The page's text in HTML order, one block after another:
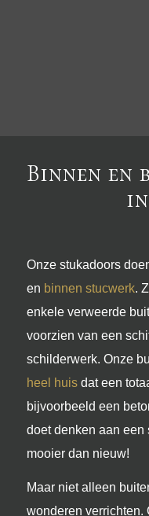
Binnen en
Onze stukadoors
en binnen stucwerk.
enkele verweerde
voorzien van een
schilderwerk. Onze
heel huisdat een
bijvoorbeeld een
doet denken aan een
mooier dan nieuw!
Maar niet alleen
wonderen verrichten.